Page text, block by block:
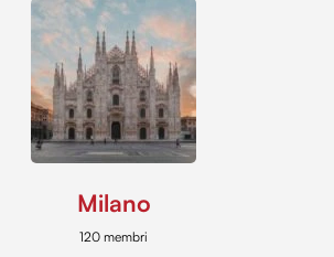
Milano
120 membri